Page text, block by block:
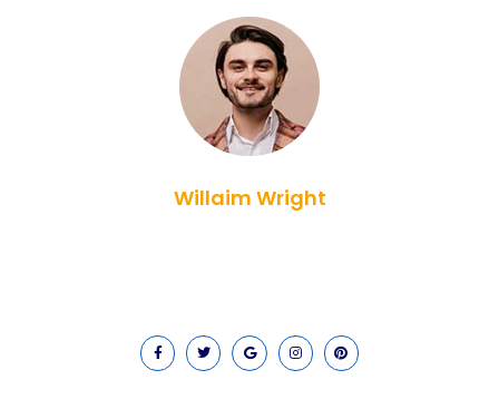
Willaim Wright